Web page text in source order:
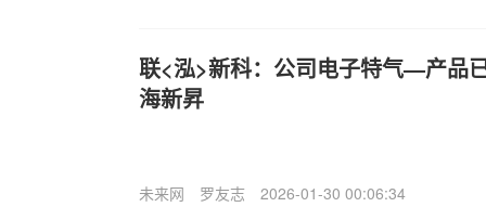
联<泓>新科：公司电子特气—产品
海新昇
未来网 罗友志 2026-01-30 00:06:34